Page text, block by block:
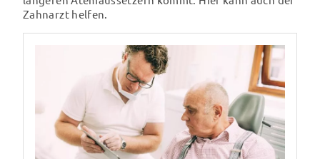
Datenschutzerklärung
zur Kenntnis
genommen und bin damit einverstanden, dass die von mir
angegebenen Daten elektronisch erhoben und
gespeichert werden. Meine Daten werden dabei nur
streng zweckgebunden zur Bearbeitung und
Beantwortung meiner Anfrage benutzt. Mit dem
Absenden des Kontaktformulars erkläre ich mich mit der
Verarbeitung einverstanden.
Zahnarzt helfen.